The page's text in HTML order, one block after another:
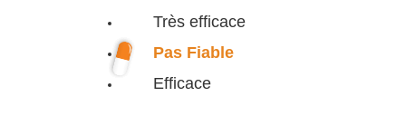
Très efficace
Pas Fiable
Efficace